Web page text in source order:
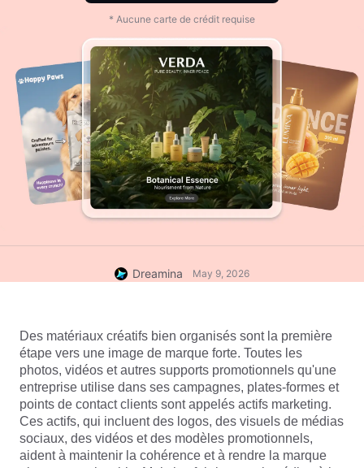
* Aucune carte de crédit requise
Dreamina May 9, 2026
Des matériaux créatifs bien organisés sont la première
étape vers une image de marque forte. Toutes les
photos, vidéos et autres supports promotionnels qu'une
entreprise utilise dans ses campagnes, plates-formes et
points de contact clients sont appelés actifs marketing.
Ces actifs, qui incluent des logos, des visuels de médias
sociaux, des vidéos et des modèles promotionnels,
aident à maintenir la cohérence et à rendre la marque